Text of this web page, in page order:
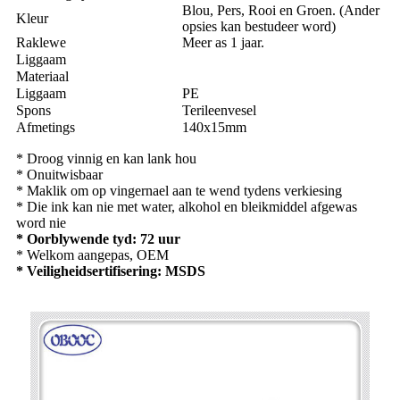
Kleur
Blou, Pers, Rooi en Groen. (Ander
opsies kan bestudeer word)
Raklewe
Meer as 1 jaar.
Liggaam
Materiaal
Liggaam
PE
Spons
Terileenvesel
Afmetings
140x15mm
* Droog vinnig en kan lank hou
* Onuitwisbaar
* Maklik om op vingernael aan te wend tydens verkiesing
* Die ink kan nie met water, alkohol en bleikmiddel afgewas
word nie
* Oorblywende tyd: 72 uur
* Welkom aangepas, OEM
* Veiligheidsertifisering: MSDS